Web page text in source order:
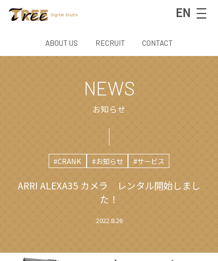
EN
ABOUT US RECRUIT CONTACT
NEWS
お知らせ
#CRANK #お知らせ #サービス
ARRI ALEXA35 カメラ レンタル開始しまし
た！
2022.8.26